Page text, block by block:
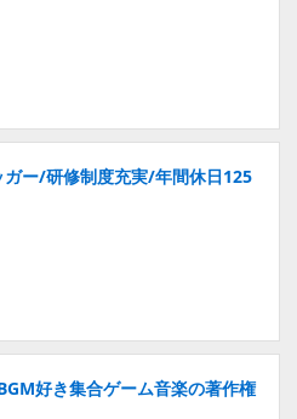
ー/研修制度充実/年間休日125
好き集合ゲーム音楽の著作権